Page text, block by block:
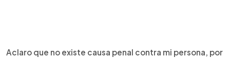
Aclaro que no existe causa penal contra mi persona, por